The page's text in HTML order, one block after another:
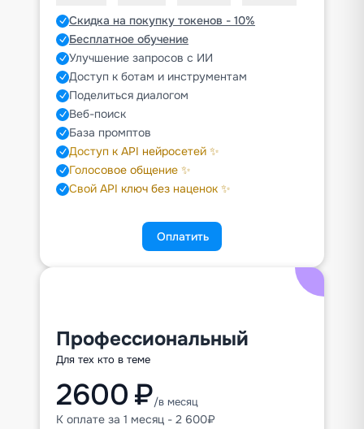
Скидка на покупку токенов - 10%
Бесплатное обучение
Улучшение запросов с ИИ
Доступ к ботам и инструментам
Поделиться диалогом
Веб-поиск
База промптов
Доступ к API нейросетей ✨
Голосовое общение ✨
Свой API ключ без наценок ✨
Оплатить
Профессиональный
Для тех кто в теме
2600 ₽/в месяц
К оплате за 1 месяц - 2 600₽